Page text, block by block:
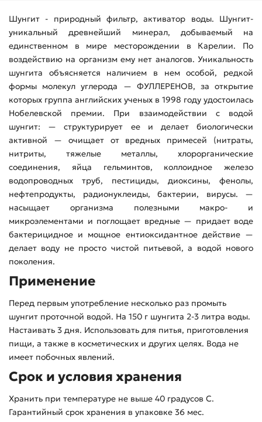
Шунгит - природный фильтр, активатор воды. Шунгит-
уникальный древнейший минерал, добываемый на
единственном в мире месторождении в Карелии. По
воздействию на организм ему нет аналогов. Уникальность
шунгита объясняется наличием в нем особой, редкой
формы молекул углерода — ФУЛЛЕРЕНОВ, за открытие
которых группа английских ученых в 1998 году удостоилась
Нобелевской премии. При взаимодействии с водой
шунгит: — структурирует ее и делает биологически
активной — очищает от вредных примесей (нитраты,
нитриты, тяжелые металлы, хлорорганические
соединения, яйца гельминтов, коллоидное железо
водопроводных труб, пестициды, диоксины, фенолы,
нефтепродукты, радионуклеиды, бактерии, вирусы. —
насыщает организма полезными макро- и
микроэлементами и поглощает вредные — придает воде
бактерицидное и мощное ентиоксидантное действие —
делает воду не просто чистой питьевой, а водой нового
поколения.
Применение
Перед первым употребление несколько раз промыть
шунгит проточной водой. На 150 г шунгита 2-3 литра воды.
Настаивать 3 дня. Использовать для питья, приготовления
пищи, а также в косметических и других целях. Вода не
имеет побочных явлений.
Срок и условия хранения
Хранить при температуре не выше 40 градусов С.
Гарантийный срок хранения в упаковке 36 мес.